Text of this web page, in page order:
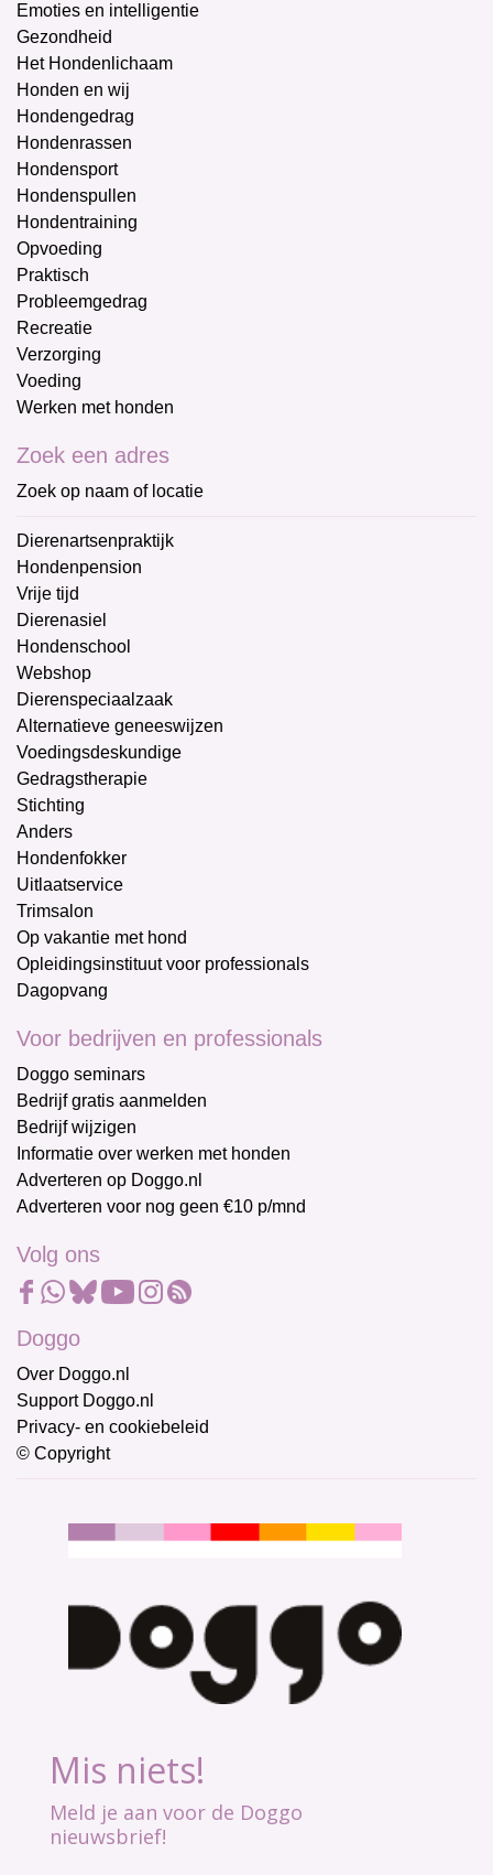
Emoties en intelligentie
Gezondheid
Het Hondenlichaam
Honden en wij
Hondengedrag
Hondenrassen
Hondensport
Hondenspullen
Hondentraining
Opvoeding
Praktisch
Probleemgedrag
Recreatie
Verzorging
Voeding
Werken met honden
Zoek een adres
Zoek op naam of locatie
Dierenartsenpraktijk
Hondenpension
Vrije tijd
Dierenasiel
Hondenschool
Webshop
Dierenspeciaalzaak
Alternatieve geneeswijzen
Voedingsdeskundige
Gedragstherapie
Stichting
Anders
Hondenfokker
Uitlaatservice
Trimsalon
Op vakantie met hond
Opleidingsinstituut voor professionals
Dagopvang
Voor bedrijven en professionals
Doggo seminars
Bedrijf gratis aanmelden
Bedrijf wijzigen
Informatie over werken met honden
Adverteren op Doggo.nl
Adverteren voor nog geen €10 p/mnd
Volg ons
Doggo
Over Doggo.nl
Support Doggo.nl
Privacy- en cookiebeleid
© Copyright
Mis niets!
Meld je aan voor de Doggo
nieuwsbrief!